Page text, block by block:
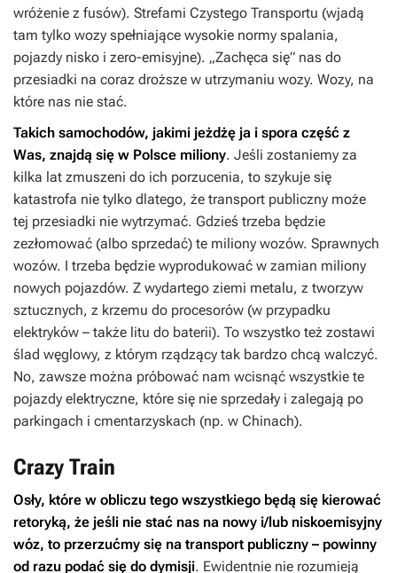
wróżenie z fusów). Strefami Czystego Transportu (wjadą
tam tylko wozy spełniające wysokie normy spalania,
pojazdy nisko i zero-emisyjne). „Zachęca się” nas do
przesiadki na coraz droższe w utrzymaniu wozy. Wozy, na
które nas nie stać.
Takich samochodów, jakimi jeżdżę ja i spora część z
Was, znajdą się w Polsce miliony. Jeśli zostaniemy za
kilka lat zmuszeni do ich porzucenia, to szykuje się
katastrofa nie tylko dlatego, że transport publiczny może
tej przesiadki nie wytrzymać. Gdzieś trzeba będzie
zezłomować (albo sprzedać) te miliony wozów. Sprawnych
wozów. I trzeba będzie wyprodukować w zamian miliony
nowych pojazdów. Z wydartego ziemi metalu, z tworzyw
sztucznych, z krzemu do procesorów (w przypadku
elektryków – także litu do baterii). To wszystko też zostawi
ślad węglowy, z którym rządzący tak bardzo chcą walczyć.
No, zawsze można próbować nam wcisnąć wszystkie te
pojazdy elektryczne, które się nie sprzedały i zalegają po
parkingach i cmentarzyskach (np. w Chinach).
Crazy Train
Osły, które w obliczu tego wszystkiego będą się kierować
retoryką, że jeśli nie stać nas na nowy i/lub niskoemisyjny
wóz, to przerzućmy się na transport publiczny – powinny
od razu podać się do dymisji. Ewidentnie nie rozumieją